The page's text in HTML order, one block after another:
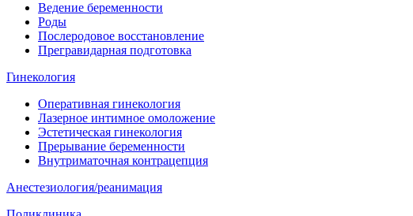
Ведение беременности
Роды
Послеродовое восстановление
Прегравидарная подготовка
Гинекология
Оперативная гинекология
Лазерное интимное омоложение
Эстетическая гинекология
Прерывание беременности
Внутриматочная контрацепция
Анестезиология/реанимация